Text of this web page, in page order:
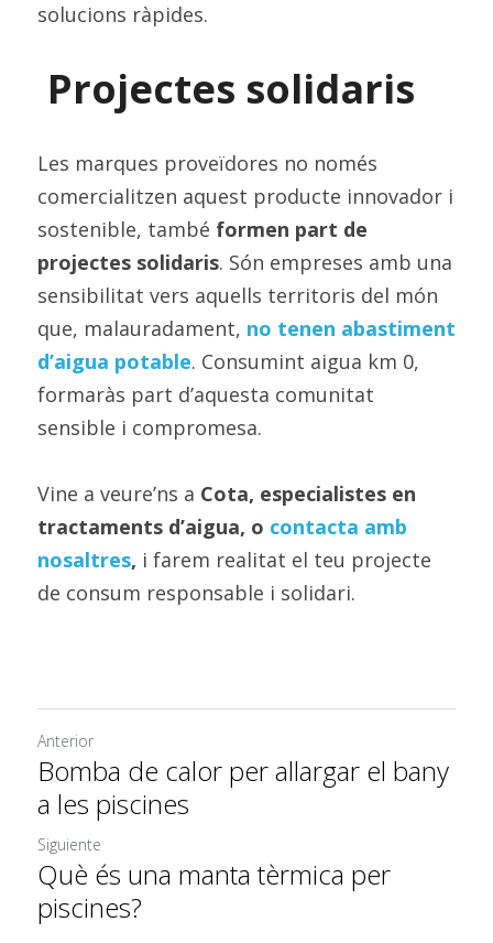
solucions ràpides.
Projectes solidaris
Les marques proveïdores no només
comercialitzen aquest producte innovador i
sostenible, també formen part de
projectes solidaris. Són empreses amb una
sensibilitat vers aquells territoris del món
que, malauradament, no tenen abastiment
d’aigua potable. Consumint aigua km 0,
formaràs part d’aquesta comunitat
sensible i compromesa.
Vine a veure’ns a Cota, especialistes en
tractaments d’aigua, o contacta amb
nosaltres, i farem realitat el teu projecte
de consum responsable i solidari.
Anterior
Bomba de calor per allargar el bany
a les piscines
Siguiente
Què és una manta tèrmica per
piscines?